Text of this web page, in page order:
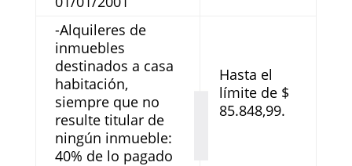
-Alquileres de
inmuebles
destinados a casa
habitación,
siempre que no
resulte titular de
ningún inmueble:
40% de lo pagado
Hasta el
límite de $
85.848,99.